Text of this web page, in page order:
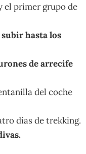
el primer grupo de
hasta los
de arrecife
del coche
días de trekking.